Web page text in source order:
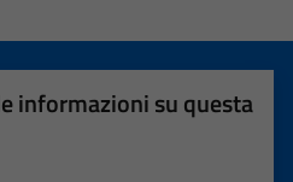
informazioni su questa